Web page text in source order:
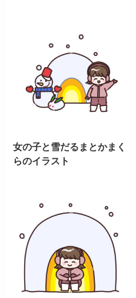
女の子と雪だるまとかまく
らのイラスト